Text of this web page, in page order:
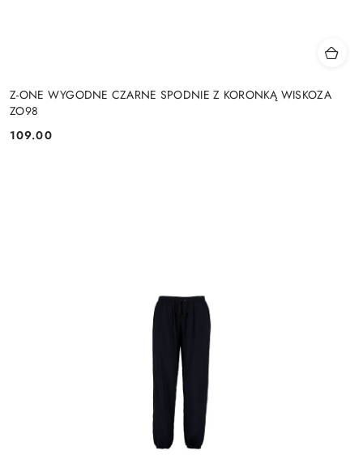
Z-ONE WYGODNE CZARNE SPODNIE Z KORONKĄ WISKOZA
ZO98
Cena:
109.00